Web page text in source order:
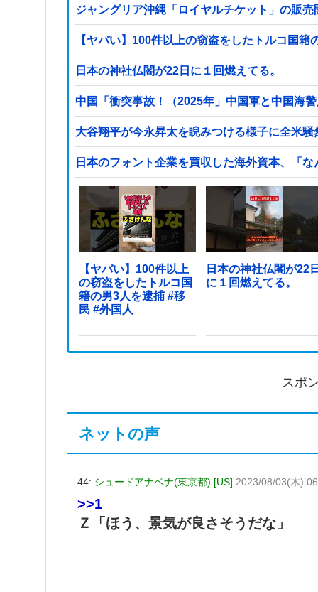
ジャングリア沖縄「ロイヤルチケット」の販
日本の神社仏閣が22日に１回燃えてる。
中国「衝突事故！（2025年」中国軍と中国海
大谷翔平が今永昇太を睨みつける様子に全米
日本のフォント企業を買収した海外資本、「
【ヤバい】100件以上
の窃盗をしたトルコ国
籍の男3人を逮捕 #移
民 #外国人
日本の神社仏閣が22
に１回燃えてる。
スポ
ネットの声
44: シュードアナベナ(東京都) [US] 2023/08/03(木)
>>1
Ｚ「ほう、景気が良さそうだな」